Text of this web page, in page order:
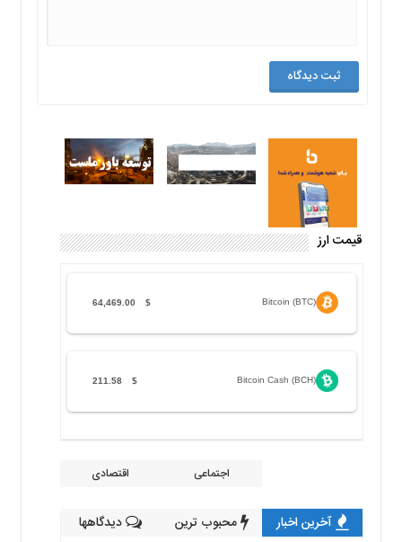
قیمت ارز
Bitcoin (BTC)
$
64,469.00
Bitcoin Cash (BCH)
$
211.58
اجتماعی اقتصادی
آخرین اخبار محبوب ترین دیدگاهها